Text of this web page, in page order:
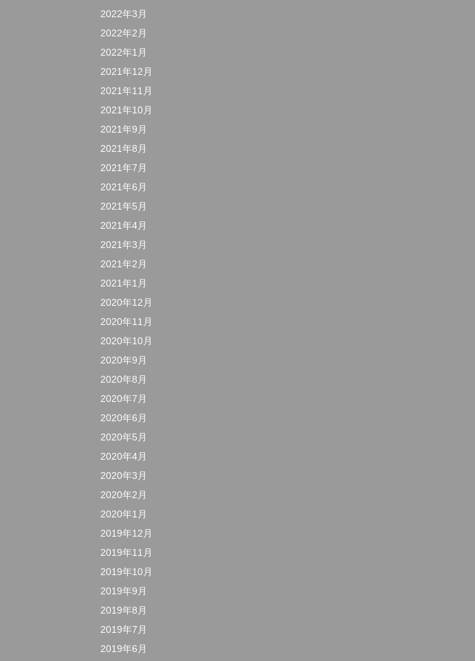
2022年3月
2022年2月
2022年1月
2021年12月
2021年11月
2021年10月
2021年9月
2021年8月
2021年7月
2021年6月
2021年5月
2021年4月
2021年3月
2021年2月
2021年1月
2020年12月
2020年11月
2020年10月
2020年9月
2020年8月
2020年7月
2020年6月
2020年5月
2020年4月
2020年3月
2020年2月
2020年1月
2019年12月
2019年11月
2019年10月
2019年9月
2019年8月
2019年7月
2019年6月